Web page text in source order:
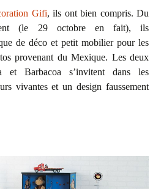
Gifi, ils ont bien compris. Du
(le 29 octobre en fait), ils
de déco et petit mobilier pour les
provenant du Mexique. Les deux
et Barbacoa s’invitent dans les
vivantes et un design faussement